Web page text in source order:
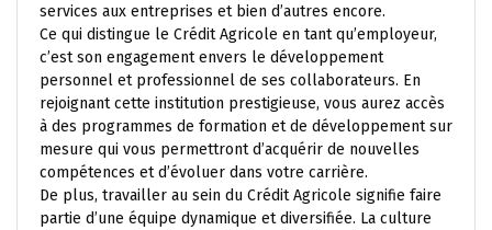
services aux entreprises et bien d’autres encore.
Ce qui distingue le Crédit Agricole en tant qu’employeur,
c’est son engagement envers le développement
personnel et professionnel de ses collaborateurs. En
rejoignant cette institution prestigieuse, vous aurez accès
à des programmes de formation et de développement sur
mesure qui vous permettront d’acquérir de nouvelles
compétences et d’évoluer dans votre carrière.
De plus, travailler au sein du Crédit Agricole signifie faire
partie d’une équipe dynamique et diversifiée. La culture